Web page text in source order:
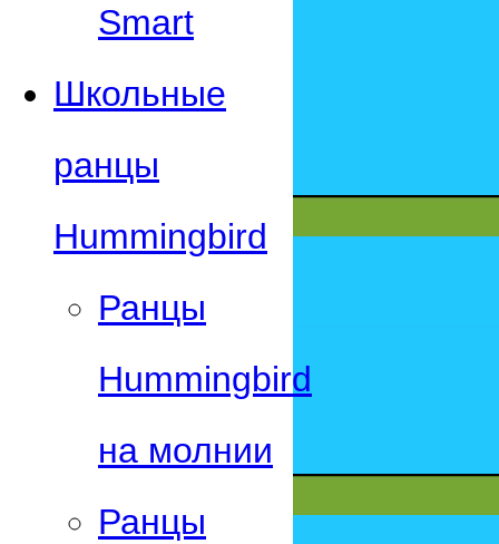
Smart
Школьные
ранцы
Hummingbird
Ранцы
Hummingbird
на молнии
Ранцы